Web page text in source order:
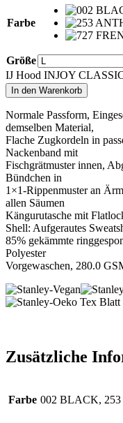
Farbe
Größe
IJ Hood INJOY
In den Warenkorb
Normale Passform,
demselben Material,
Flache Zugkordeln in
Nackenband mit
Fischgrätmuster innen,
Bündchen in
1×1-Rippenmuster an
allen Säumen
Kängurutasche mit
Shell: Aufgerautes
85% gekämmte
Polyester
Vorgewaschen, 280.0
Zusätzliche
Farbe 002 BLACK,